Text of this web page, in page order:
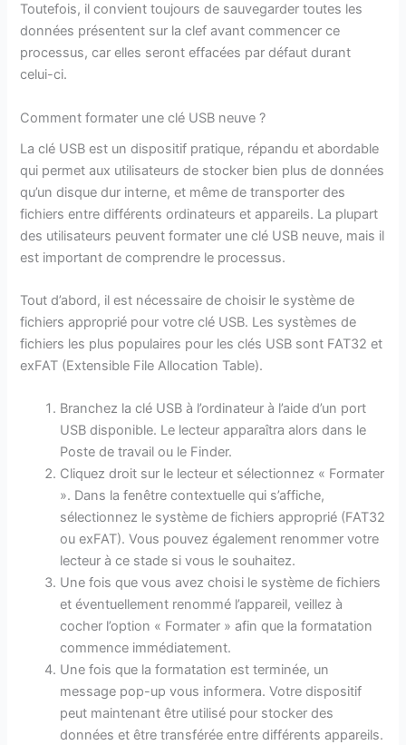
Toutefois, il convient toujours de sauvegarder toutes les
données présentent sur la clef avant commencer ce
processus, car elles seront effacées par défaut durant
celui-ci.
Comment formater une clé USB neuve ?
La clé USB est un dispositif pratique, répandu et abordable
qui permet aux utilisateurs de stocker bien plus de données
qu’un disque dur interne, et même de transporter des
fichiers entre différents ordinateurs et appareils. La plupart
des utilisateurs peuvent formater une clé USB neuve, mais il
est important de comprendre le processus.
Tout d’abord, il est nécessaire de choisir le système de
fichiers approprié pour votre clé USB. Les systèmes de
fichiers les plus populaires pour les clés USB sont FAT32 et
exFAT (Extensible File Allocation Table).
Branchez la clé USB à l’ordinateur à l’aide d’un port
USB disponible. Le lecteur apparaîtra alors dans le
Poste de travail ou le Finder.
Cliquez droit sur le lecteur et sélectionnez « Formater
». Dans la fenêtre contextuelle qui s’affiche,
sélectionnez le système de fichiers approprié (FAT32
ou exFAT). Vous pouvez également renommer votre
lecteur à ce stade si vous le souhaitez.
Une fois que vous avez choisi le système de fichiers
et éventuellement renommé l’appareil, veillez à
cocher l’option « Formater » afin que la formatation
commence immédiatement.
Une fois que la formatation est terminée, un
message pop-up vous informera. Votre dispositif
peut maintenant être utilisé pour stocker des
données et être transférée entre différents appareils.